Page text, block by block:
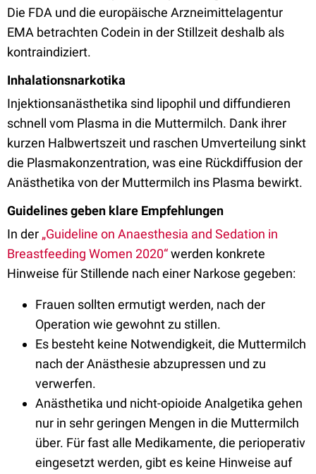
Die FDA und die europäische Arzneimittelagentur
EMA betrachten Codein in der Stillzeit deshalb als
kontraindiziert.
Inhalationsnarkotika
Injektionsanästhetika sind lipophil und diffundieren
schnell vom Plasma in die Muttermilch. Dank ihrer
kurzen Halbwertszeit und raschen Umverteilung sinkt
die Plasmakonzentration, was eine Rückdiffusion der
Anästhetika von der Muttermilch ins Plasma bewirkt.
Guidelines geben klare Empfehlungen
In der „Guideline on Anaesthesia and Sedation in
Breastfeeding Women 2020“werden konkrete
Hinweise für Stillende nach einer Narkose gegeben:
Frauen sollten ermutigt werden, nach der
Operation wie gewohnt zu stillen.
Es besteht keine Notwendigkeit, die Muttermilch
nach der Anästhesie abzupressen und zu
verwerfen.
Anästhetika und nicht-opioide Analgetika gehen
nur in sehr geringen Mengen in die Muttermilch
über. Für fast alle Medikamente, die perioperativ
eingesetzt werden, gibt es keine Hinweise auf